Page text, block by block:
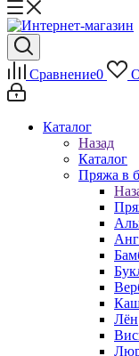
Сравнение0
Каталог
Назад
Каталог
Пряжа в
Лён